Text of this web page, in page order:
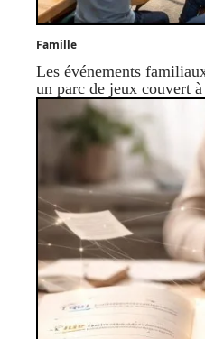
Famille
Les événements
un parc de jeux couvert